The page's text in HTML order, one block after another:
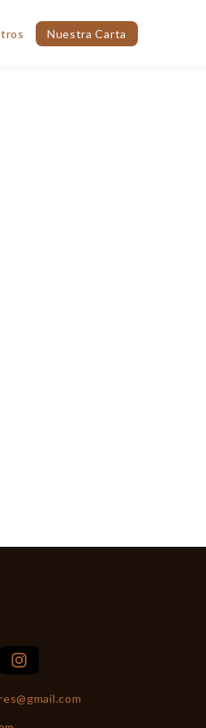
Nuestra Carta